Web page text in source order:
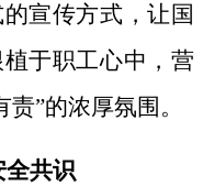
宣传方式，让国
于职工心中，营
”的浓厚氛围。
共识